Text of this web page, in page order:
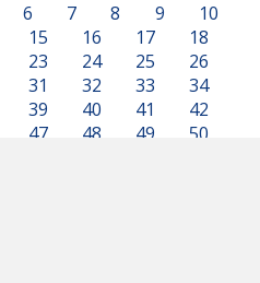
6 7 8 9
10
15 16 17
18
23 24 25
26
31 32 33
34
39 40 41
42
47 48 49 50